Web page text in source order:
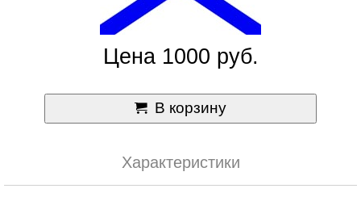
Цена 1000 руб.
В корзину
Характеристики